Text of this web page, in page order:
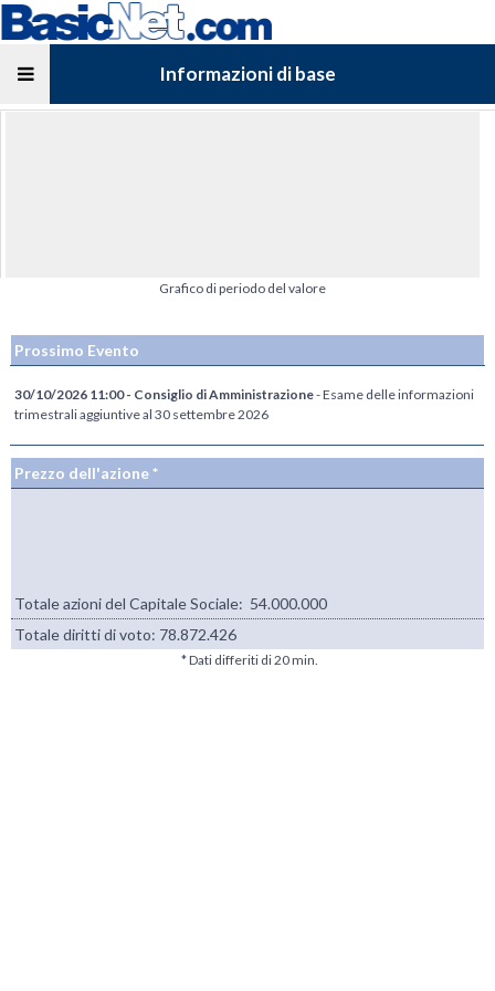
Informazioni di base
Grafico di periodo del valore
Prossimo Evento
30/10/2026 11:00 - Consiglio di Amministrazione- Esame delle informazioni
trimestrali aggiuntive al 30 settembre 2026
Prezzo dell'azione *
Totale azioni del Capitale Sociale: 54.000.000
Totale diritti di voto: 78.872.426
* Dati differiti di 20 min.